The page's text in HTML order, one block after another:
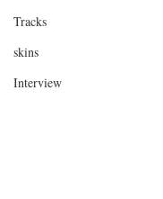
Tracks
skins
Interview